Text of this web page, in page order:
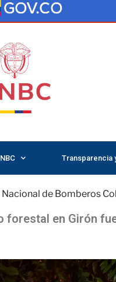
Transparencia
de Bomberos
forestal en Girón